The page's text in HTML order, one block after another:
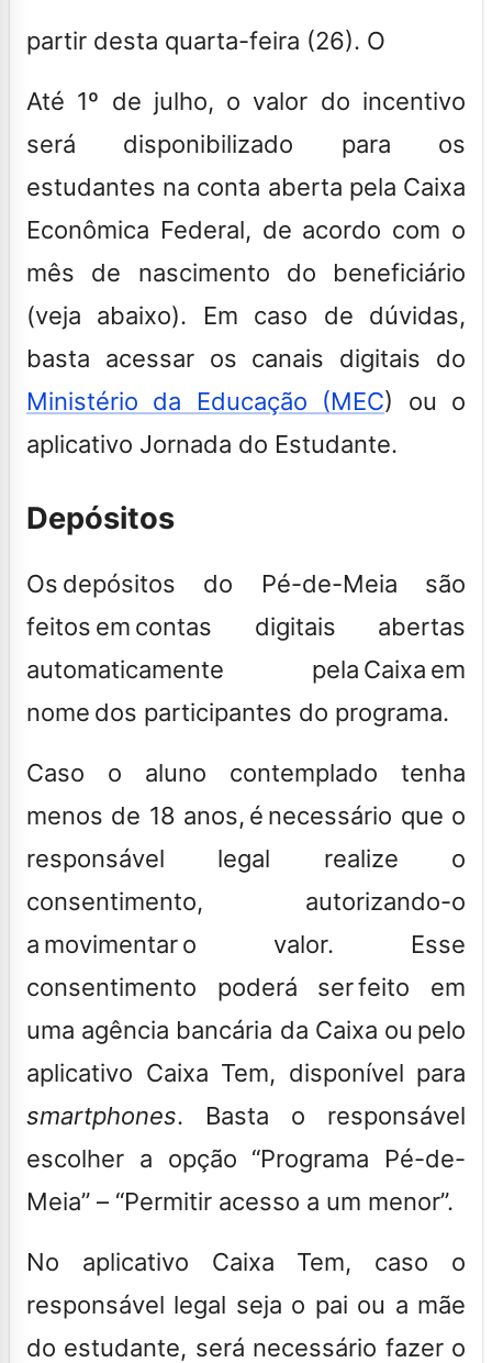
partir desta quarta-feira (26). O
Até 1º de julho, o valor do incentivo
será disponibilizado para os
estudantes na conta aberta pela Caixa
Econômica Federal, de acordo com o
mês de nascimento do beneficiário
(veja abaixo). Em caso de dúvidas,
basta acessar os canais digitais do
Ministério da Educação (MEC) ou o
aplicativo Jornada do Estudante.
Depósitos
Os depósitos do Pé-de-Meia são
feitos em contas digitais abertas
automaticamente pela Caixa em
nome dos participantes do programa.
Caso o aluno contemplado tenha
menos de 18 anos, é necessário que o
responsável legal realize o
consentimento, autorizando-o
a movimentar o valor. Esse
consentimento poderá ser feito em
uma agência bancária da Caixa ou pelo
aplicativo Caixa Tem, disponível para
smartphones. Basta o responsável
escolher a opção “Programa Pé-de-
Meia” – “Permitir acesso a um menor”.
No aplicativo Caixa Tem, caso o
responsável legal seja o pai ou a mãe
do estudante, será necessário fazer o